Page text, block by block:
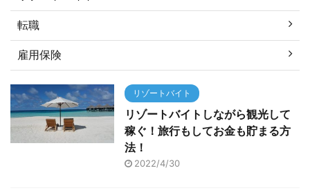
転職
雇用保険
リゾートバイト
リゾートバイトしながら観光して
稼ぐ！旅行もしてお金も貯まる方
法！
2022/4/30